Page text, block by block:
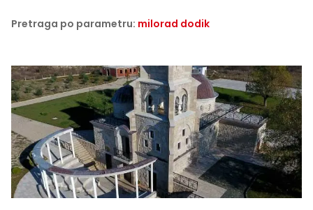
Pretraga po parametru: milorad dodik